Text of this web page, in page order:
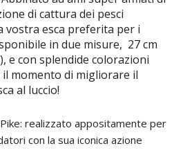
di cattura dei pesci
vostra esca preferita per i
in due misure, 27 cm
e con splendide colorazioni
momento di migliorare il
al luccio!
realizzato appositamente per
con la sua iconica azione